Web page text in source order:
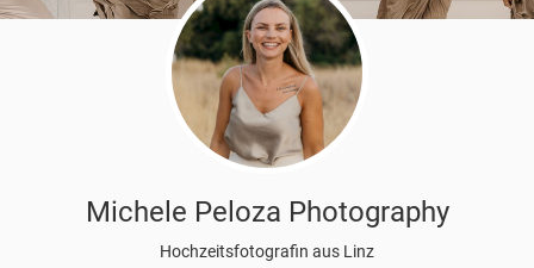
Michele Peloza Photography
Hochzeitsfotografin aus Linz